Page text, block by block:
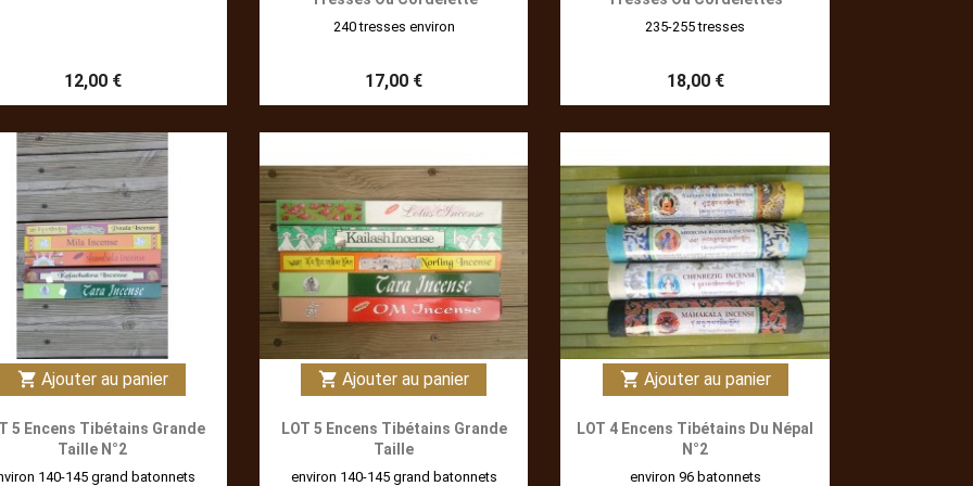
12,00 €
240 tresses environ
17,00 €
235-255 tresses
18,00 €
shopping_cart Ajouter au panier
5 Encens Tibétains Grande
Taille N°2
140-145 grand batonnets
shopping_cart Ajouter au panier
LOT 5 Encens Tibétains Grande
Taille
environ 140-145 grand batonnets
shopping_cart Ajouter au panier
LOT 4 Encens Tibétains Du Népal
N°2
environ 96 batonnets